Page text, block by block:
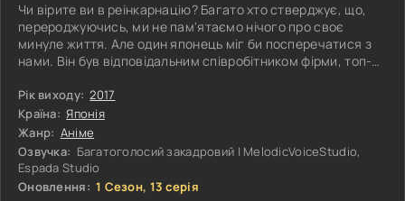
Чи вірите ви в реінкарнацію? Багато хто стверджує, що,
перероджуючись, ми не пам'ятаємо нічого про своє
минуле життя. Але один японець міг би посперечатися з
нами. Він був відповідальним співробітником фірми, топ-
вирішив покінчити з життям. Але, як виявилося, життя
після смерті існує, і чоловік потрапляє на прийом до
самого Творця. Проте, наш герой до кінця заперечує
існування Бога, стверджуючи, що це суперечить науці,
тим самим неабияк
Рік виходу: 2017
Країна: Японія
Жанр: Аніме
Озвучка: Багатоголосий закадровий | MelodicVoiceStudio,
Espada Studio
Оновлення: 1 Сезон, 13 серія